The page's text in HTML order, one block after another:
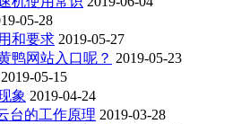
05-28
和要求 2019-05-27
鸭网站入口呢？ 2019-05-23
2019-05-15
象 2019-04-24
台的工作原理 2019-03-28